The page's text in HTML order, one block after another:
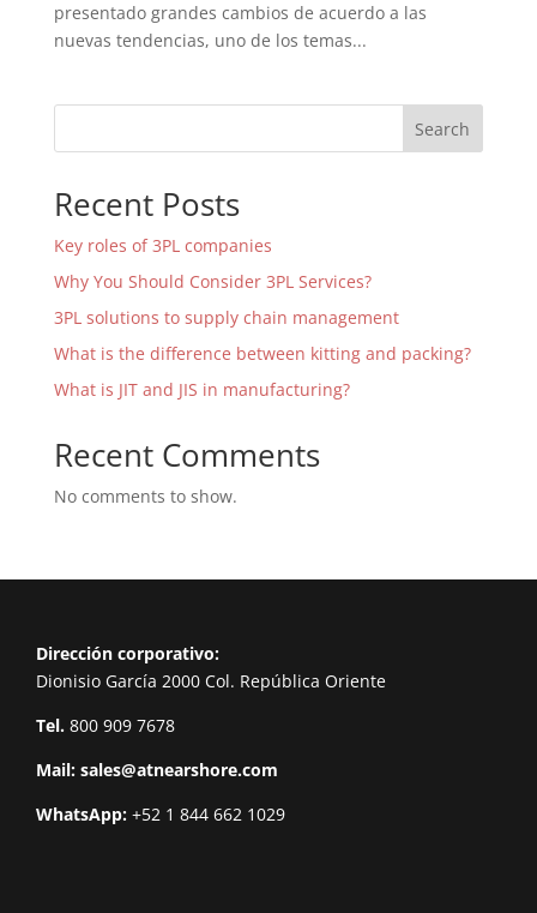
presentado grandes cambios de acuerdo a las
nuevas tendencias, uno de los temas...
Search
Recent Posts
Key roles of 3PL companies
Why You Should Consider 3PL Services?
3PL solutions to supply chain management
What is the difference between kitting and packing?
What is JIT and JIS in manufacturing?
Recent Comments
No comments to show.
Dirección corporativo:
Dionisio García 2000 Col. República Oriente
Tel. 800 909 7678
Mail: sales@atnearshore.com
WhatsApp: +52 1 844 662 1029